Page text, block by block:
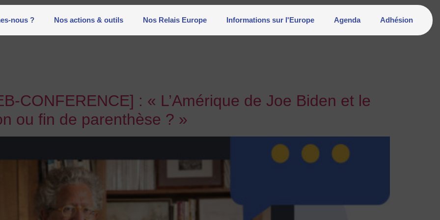
nous ? Nos actions & outils Nos Relais Europe Informations sur l'Europe Agenda Adhésion
CONFERENCE] : « L’Amérique de Joe Biden et le
ou fin de parenthèse ? »